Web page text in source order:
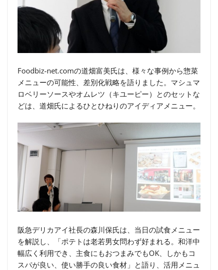
Foodbiz-net.comの道畑富美氏は、様々な事例から惣菜
メニューの可能性、差別化戦略を語りました。マシュマ
ロベリーソースやオムレツ（キユーピー）とのセットな
どは、道畑氏によるひとひねりのアイディアメニュー。
阪急デリカアイ社長の森川保氏は、当日の試食メニュー
を解説し、「ポテトは老若男女問わず好まれる。和洋中
幅広く利用でき、主食にもおつまみでもOK、しかもコ
スパが良い、使い勝手の良い食材」と語り、活用メニュ